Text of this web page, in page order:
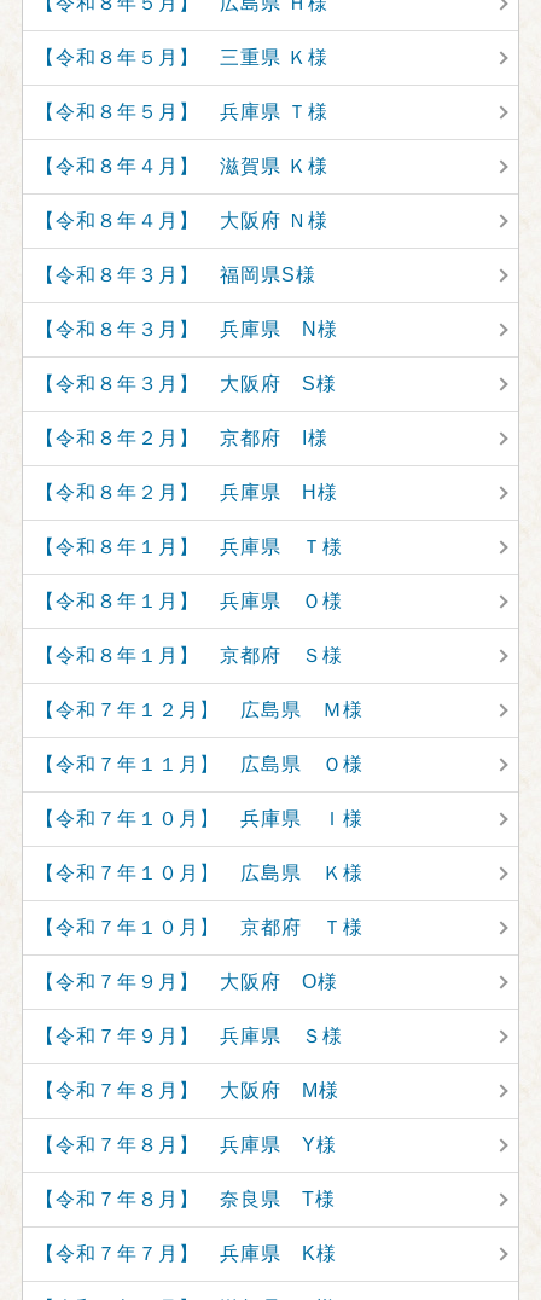
【令和８年５月】 三重県 Ｋ様
【令和８年５月】 兵庫県 Ｔ様
【令和８年４月】 滋賀県 Ｋ様
【令和８年４月】 大阪府 Ｎ様
【令和８年３月】 福岡県S様
【令和８年３月】 兵庫県 N様
【令和８年３月】 大阪府 S様
【令和８年２月】 京都府 I様
【令和８年２月】 兵庫県 H様
【令和８年１月】 兵庫県 Ｔ様
【令和８年１月】 兵庫県 Ｏ様
【令和８年１月】 京都府 Ｓ様
【令和７年１２月】 広島県 Ｍ様
【令和７年１１月】 広島県 Ｏ様
【令和７年１０月】 兵庫県 Ｉ様
【令和７年１０月】 広島県 Ｋ様
【令和７年１０月】 京都府 Ｔ様
【令和７年９月】 大阪府 O様
【令和７年９月】 兵庫県 Ｓ様
【令和７年８月】 大阪府 M様
【令和７年８月】 兵庫県 Y様
【令和７年８月】 奈良県 T様
【令和７年７月】 兵庫県 K様